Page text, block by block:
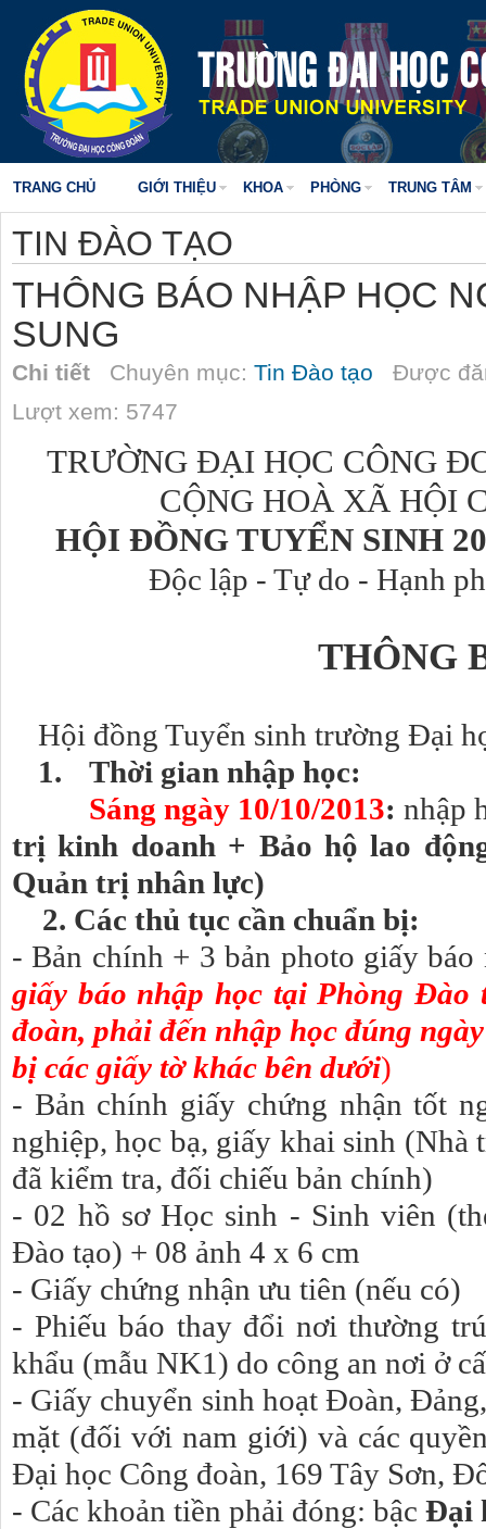
TRANG CHỦ GIỚI THIỆU KHOA PHÒNG TRUNG TÂM
TIN ĐÀO TẠO
THÔNG BÁO NHẬP HỌC
SUNG
Chi tiết Chuyên mục: Tin Đào tạo Được
Lượt xem: 5747
TRƯỜNG ĐẠI HỌC CÔNG
CỘNG HOÀ XÃ HỘI
HỘI ĐỒNG TUYỂN SINH
Độc lập - Tự do - Hạnh
THÔNG
Hội đồng Tuyển sinh trường Đại
1.
Thời gian nhập học:
Sáng ngày 10/10/2013: nhập
trị kinh doanh + Bảo hộ lao
Quản trị nhân lực)
2. Các thủ tục cần chuẩn bị:
- Bản chính + 3 bản photo giấy
giấy báo nhập học tại Phòng
đoàn, phải đến nhập học đúng
bị các giấy tờ khác bên dưới)
- Bản chính giấy chứng nhận tốt
nghiệp, học bạ, giấy khai sinh (Nhà
đã kiểm tra, đối chiếu bản chính)
- 02 hồ sơ Học sinh - Sinh viên
Đào tạo) + 08 ảnh 4 x 6 cm
- Giấy chứng nhận ưu tiên (nếu có)
- Phiếu báo thay đổi nơi thường
khẩu (mẫu NK1) do công an nơi ở
- Giấy chuyển sinh hoạt Đoàn,
mặt (đối với nam giới) và các
Đại học Công đoàn, 169 Tây Sơn,
- Các khoản tiền phải đóng: bậc Đại